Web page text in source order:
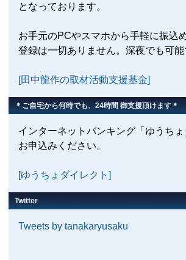
となっております。
お手元のPCやスマホから手軽に振込
登録は一切ありません。深夜でも可能
[田中龍作の取材活動支援基金]
＊ご自宅から何時でも、24時間 御支援頂けます＊
インターネットバンキング「ゆうち
お申込みください。
[ゆうちょダイレクト]
Twitter
Tweets by tanakaryusaku